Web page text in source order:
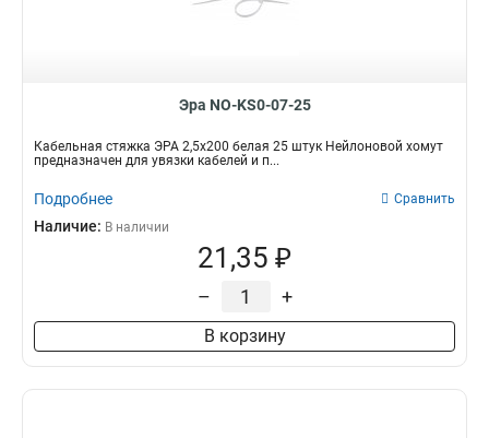
Эра NO-KS0-07-25
Кабельная стяжка ЭРА 2,5х200 белая 25 штук Нейлоновой хомут
предназначен для увязки кабелей и п...
Подробнее Сравнить
Наличие: В наличии
21,35 ₽
– +
В корзину